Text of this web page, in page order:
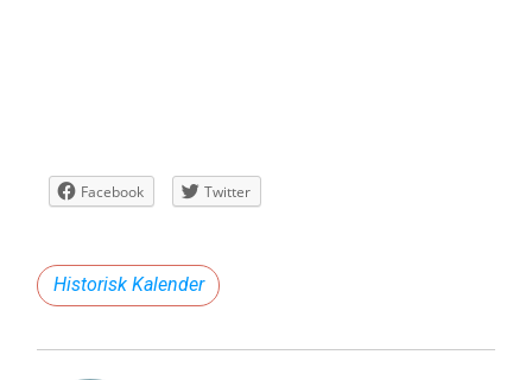
Facebook Twitter
Historisk Kalender